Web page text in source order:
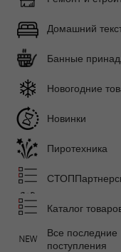
Домашний
Банные
Новогодние
Новинки
Пиротехника
Каталог
Все последние
поступления